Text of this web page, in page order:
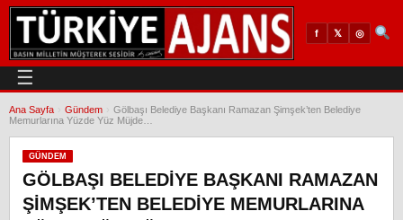
f 𝕏 ◎
☰
Ana Sayfa Gündem
Gölbaşı Belediye Başkanı Ramazan Şimşek’ten Belediye
Memurlarına Yüzde Yüz Müjde…
GÜNDEM
GÖLBAŞI BELEDIYE BAŞKANI RAMAZAN
ŞIMŞEK’TEN BELEDIYE MEMURLARINA